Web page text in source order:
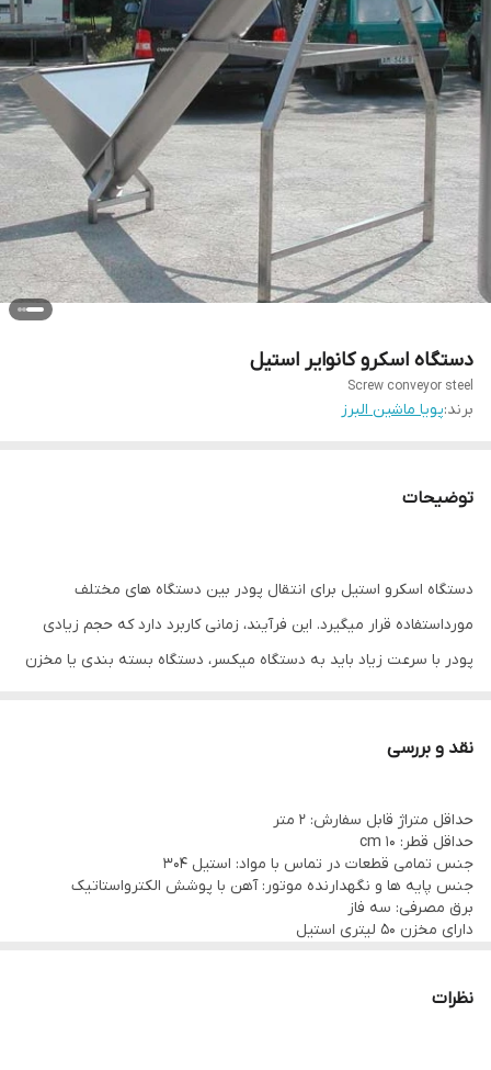
دستگاه اسکرو کانوایر استیل
Screw conveyor steel
برند:پویا ماشین البرز
توضیحات
دستگاه اسکرو استیل برای انتقال پودر بین دستگاه های مختلف
مورداستفاده قرار میگیرد. این فرآیند، زمانی کاربرد دارد که حجم زیادی
پودر با سرعت زیاد باید به دستگاه میکسر، دستگاه بسته بندی یا مخزن
دوّار (ماردون) است.
قیمت بصورت متری میباشد
گیربکس و پایه ۴۰.۰۰۰.۰۰۰ تومان (حداقل سفارش ۳ متر)
نقد و بررسی
حداقل متراژ قابل سفارش: 2 متر
حداقل قطر: 10 cm
جنس تمامی قطعات در تماس با مواد: استیل 304
جنس پایه ها و نگهدارنده موتور: آهن با پوشش الکترواستاتیک
برق مصرفی: سه فاز
دارای مخزن 50 لیتری استیل
گارانتی (بدون قید و شرط): یکسال از تاریخ نصب
نظرات